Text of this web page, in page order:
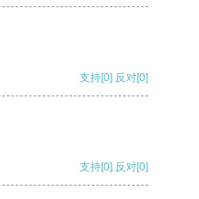
支持[0] 反对[0]
支持[0] 反对[0]